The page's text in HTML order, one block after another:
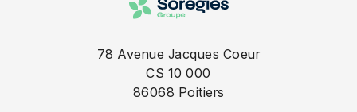
78 Avenue Jacques Coeur
CS 10 000
86068 Poitiers